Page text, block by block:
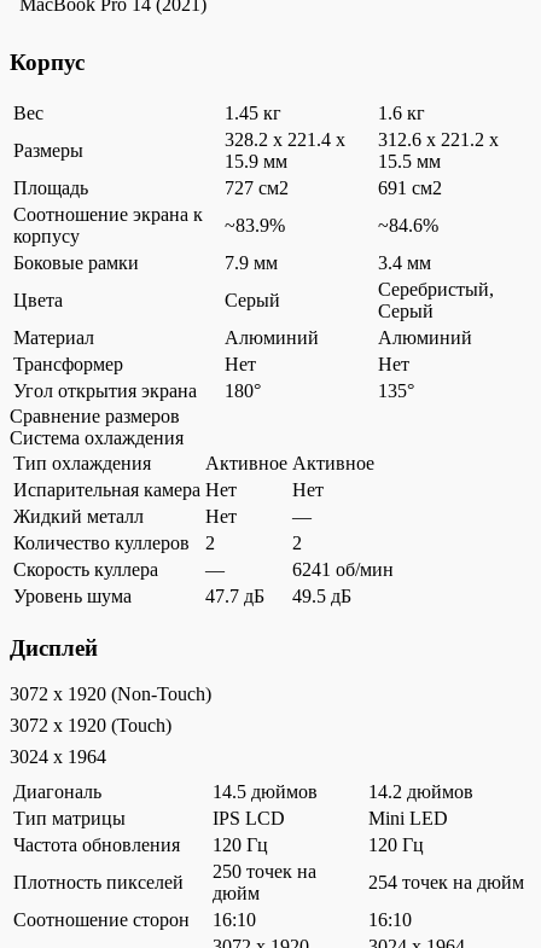
MacBook Pro 14 (2021)
Корпус
Вес 1.45 кг
1.6 кг
Размеры
328.2 x 221.4 x
15.9 мм
312.6 x 221.2 x
15.5 мм
Площадь
727 см2
691 см2
Соотношение экрана к
корпусу
~83.9%
~84.6%
Боковые рамки
7.9 мм
3.4 мм
Цвета
Серый
Серебристый,
Серый
Материал
Алюминий
Алюминий
Трансформер
Нет
Нет
Угол открытия экрана
180°
135°
Сравнение размеров
Система охлаждения
Тип охлаждения
Активное Активное
Испарительная камера Нет
Нет
Жидкий металл
Нет
—
Количество куллеров
2
2
Скорость куллера
—
6241 об/мин
Уровень шума
47.7 дБ 49.5 дБ
Дисплей
3072 x 1920 (Non-Touch)
3072 x 1920 (Touch)
3024 x 1964
Диагональ
14.5 дюймов
14.2 дюймов
Тип матрицы
IPS LCD
Mini LED
Частота обновления
120 Гц
120 Гц
Плотность пикселей
250 точек на
дюйм
254 точек на дюйм
Соотношение сторон
16:10
16:10